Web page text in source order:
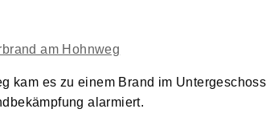
kam es zu einem Brand im
alarmiert.